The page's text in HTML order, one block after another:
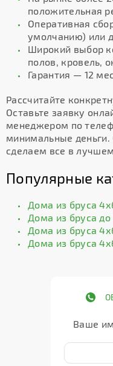
положительная
Оперативная
умолчанию) или
Широкий выбор
полов, кровель,
Гарантия — 12
Рассчитайте
Оставьте заявку
менеджером по
минимальные
сделаем все в
Популярные
Дома из бруса
Дома из бруса до
Дома из бруса
Дома из бруса
Ваше